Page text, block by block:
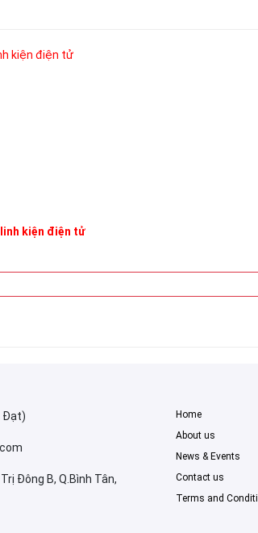
kiện điện tử
Đạt)
Đông B, Q.Bình Tân,
Home
About us
News & Events
Contact us
Terms and